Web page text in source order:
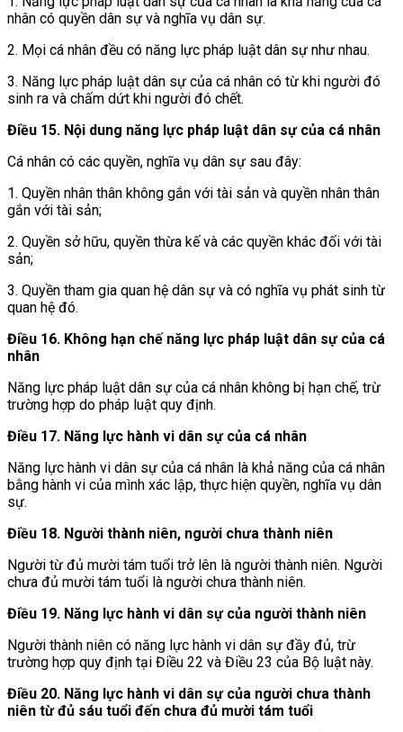
nhân có quyền dân sự và nghĩa vụ dân sự.
2. Mọi cá nhân đều có năng lực pháp luật dân sự như nhau.
3. Năng lực pháp luật dân sự của cá nhân có từ khi người đó
sinh ra và chấm dứt khi người đó chết.
Điều 15. Nội dung năng lực pháp luật dân sự của cá nhân
Cá nhân có các quyền, nghĩa vụ dân sự sau đây:
1. Quyền nhân thân không gắn với tài sản và quyền nhân thân
gắn với tài sản;
2. Quyền sở hữu, quyền thừa kế và các quyền khác đối với tài
sản;
3. Quyền tham gia quan hệ dân sự và có nghĩa vụ phát sinh từ
quan hệ đó.
Điều 16. Không hạn chế năng lực pháp luật dân sự của cá
nhân
Năng lực pháp luật dân sự của cá nhân không bị hạn chế, trừ
trường hợp do pháp luật quy định.
Điều 17. Năng lực hành vi dân sự của cá nhân
Năng lực hành vi dân sự của cá nhân là khả năng của cá nhân
bằng hành vi của mình xác lập, thực hiện quyền, nghĩa vụ dân
sự.
Điều 18. Người thành niên, người chưa thành niên
Người từ đủ mười tám tuổi trở lên là người thành niên. Người
chưa đủ mười tám tuổi là người chưa thành niên.
Điều 19. Năng lực hành vi dân sự của người thành niên
Người thành niên có năng lực hành vi dân sự đầy đủ, trừ
trường hợp quy định tại Điều 22 và Điều 23 của Bộ luật này.
Điều 20. Năng lực hành vi dân sự của người chưa thành
niên từ đủ sáu tuổi đến chưa đủ mười tám tuổi